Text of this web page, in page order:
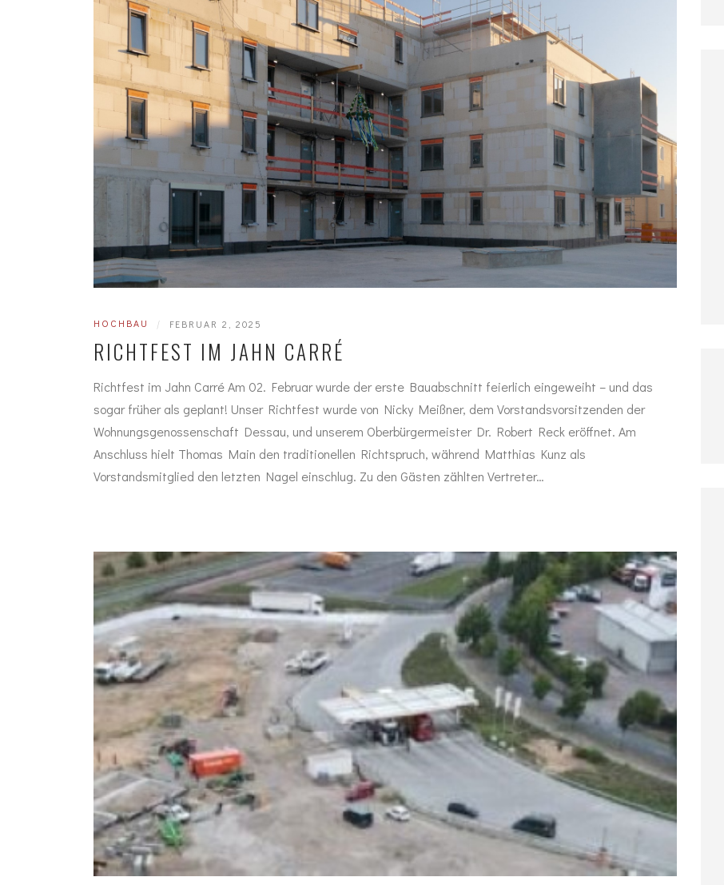
HOCHBAU | FEBRUAR 2, 2025
RICHTFEST IM JAHN CARRÉ
Richtfest im Jahn Carré Am 02. Februar wurde der erste Bauabschnitt feierlich eingeweiht – und das
sogar früher als geplant! Unser Richtfest wurde von Nicky Meißner, dem Vorstandsvorsitzenden der
Wohnungsgenossenschaft Dessau, und unserem Oberbürgermeister Dr. Robert Reck eröffnet. Am
Anschluss hielt Thomas Main den traditionellen Richtspruch, während Matthias Kunz als
Vorstandsmitglied den letzten Nagel einschlug. Zu den Gästen zählten Vertreter…